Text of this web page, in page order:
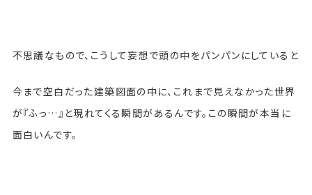
不思議なもので、こうして妄想で頭の中をパンパンにしていると
今まで空白だった建築図面の中に、これまで見えなかった世界
が『ふっ…』と現れてくる瞬間があるんです。この瞬間が本当に
面白いんです。